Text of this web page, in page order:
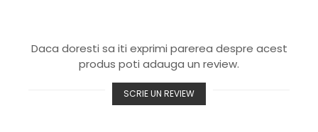
Daca doresti sa iti exprimi parerea despre acest
produs poti adauga un review.
SCRIE UN REVIEW